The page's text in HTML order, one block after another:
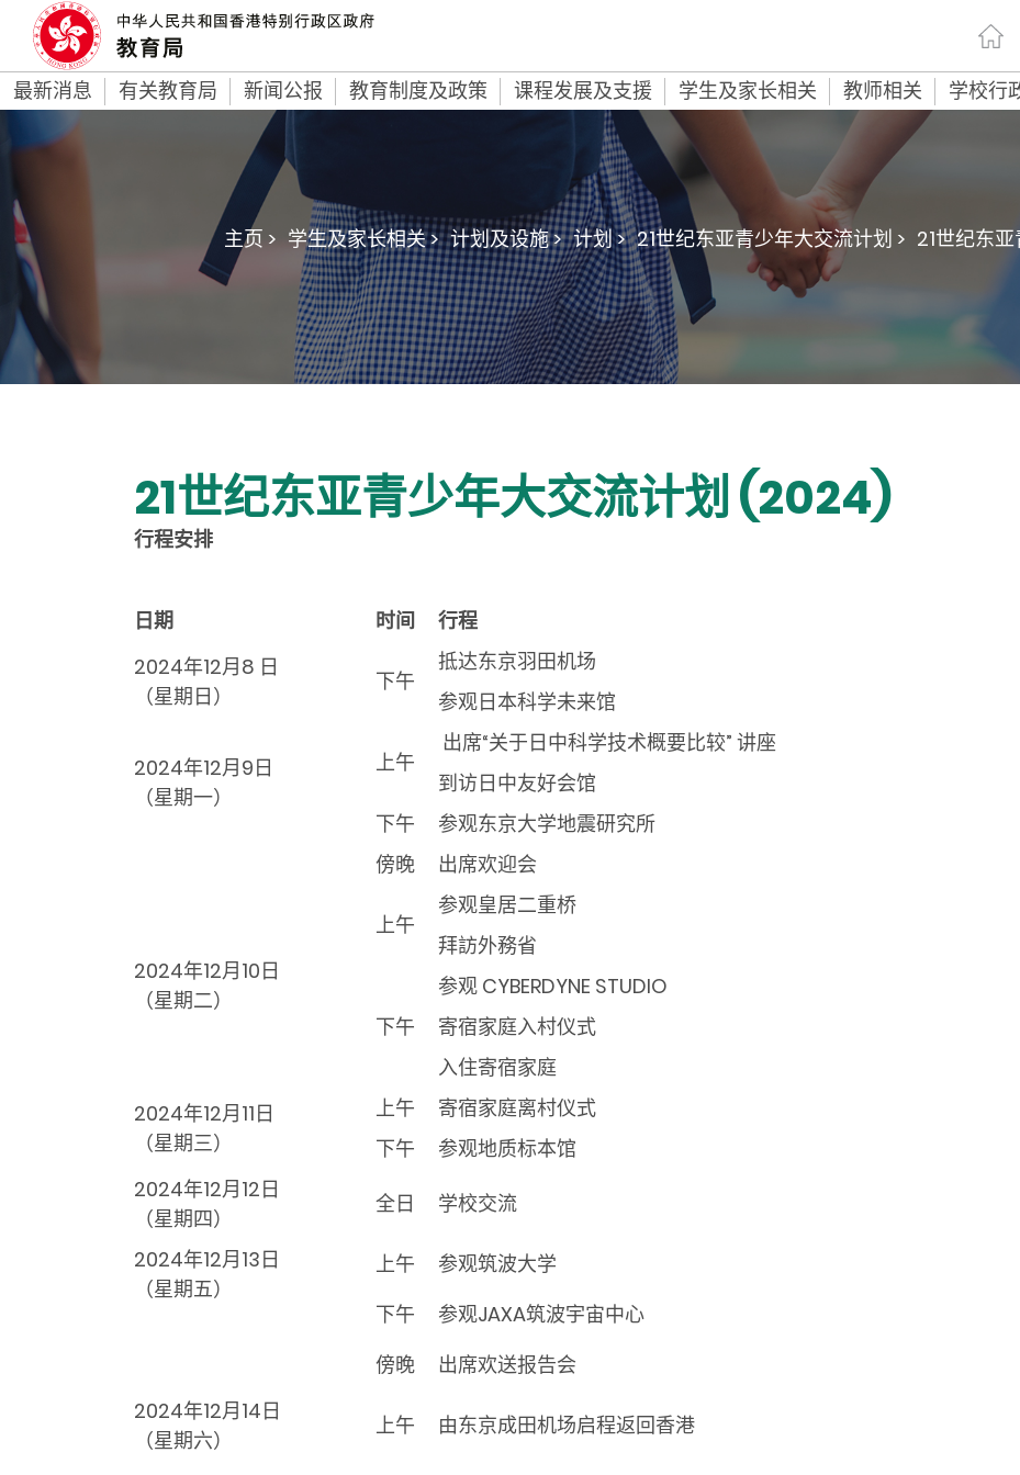
最新消息 有关教育局 新闻公报 教育制度及政策 课程发展及支援 学生及家长相关 教师相关 学校行
主页 > 学生及家长相关 > 计划及设施 > 计划 > 21世纪东亚青少年大交流计划 > 21世纪东
21世纪东亚青少年大交流计划 (2024)
行程安排
日期 时间
行程
2024年12月8 日
（星期日）
下午
抵达东京羽田机场
参观日本科学未来馆
2024年12月9日
（星期一）
上午
出席“关于日中科学技术概要比较” 讲座
到访日中友好会馆
下午
参观东京大学地震研究所
傍晚
出席欢迎会
2024年12月10日
（星期二）
上午
参观皇居二重桥
拜訪外務省
下午
参观 CYBERDYNE STUDIO
寄宿家庭入村仪式
入住寄宿家庭
2024年12月11日
（星期三）
上午
寄宿家庭离村仪式
下午
参观地质标本馆
2024年12月12日
（星期四）
全日 学校交流
2024年12月13日
（星期五）
上午
参观筑波大学
下午
参观JAXA筑波宇宙中心
傍晚
出席欢送报告会
2024年12月14日
（星期六）
上午 由东京成田机场启程返回香港